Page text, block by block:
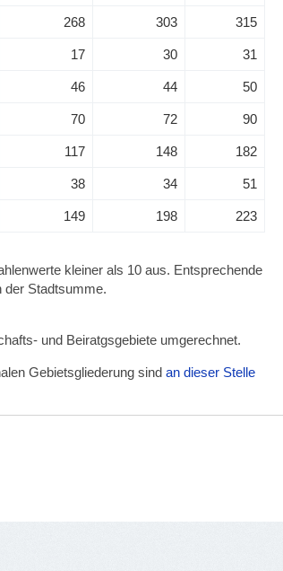
268 303 315
17 30 31
46 44 50
70 72 90
117 148 182
38 34 51
149 198 223
kleiner als 10 aus. Entsprechende
der Stadtsumme.
und Beiratgsgebiete umgerechnet.
Gebietsgliederung sind an dieser Stelle